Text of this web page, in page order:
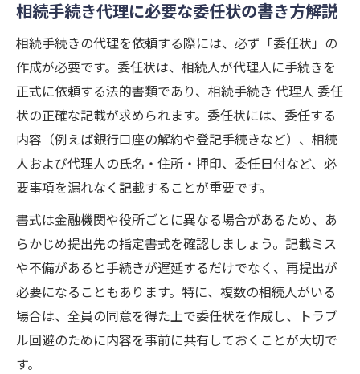
相続手続き代理に必要な委任状の書き方解説
相続手続きの代理を依頼する際には、必ず「委任状」の
作成が必要です。委任状は、相続人が代理人に手続きを
正式に依頼する法的書類であり、相続手続き 代理人 委任
状の正確な記載が求められます。委任状には、委任する
内容（例えば銀行口座の解約や登記手続きなど）、相続
人および代理人の氏名・住所・押印、委任日付など、必
要事項を漏れなく記載することが重要です。
書式は金融機関や役所ごとに異なる場合があるため、あ
らかじめ提出先の指定書式を確認しましょう。記載ミス
や不備があると手続きが遅延するだけでなく、再提出が
必要になることもあります。特に、複数の相続人がいる
場合は、全員の同意を得た上で委任状を作成し、トラブ
ル回避のために内容を事前に共有しておくことが大切で
す。